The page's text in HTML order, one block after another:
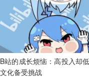
B站的成长烦恼：高投入却
文化备受挑战